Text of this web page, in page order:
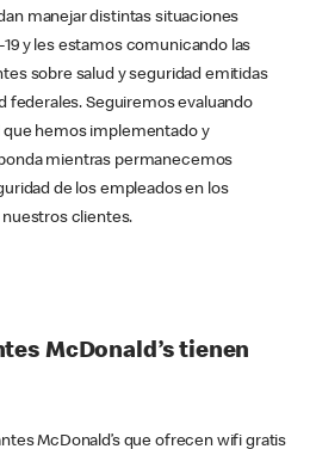
manejar distintas situaciones
y les estamos comunicando las
sobre salud y seguridad emitidas
federales. Seguiremos evaluando
que hemos implementado y
mientras permanecemos
de los empleados en los
clientes.
McDonald’s tienen
McDonald’s que ofrecen wifi gratis